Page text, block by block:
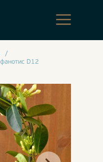
/
D12